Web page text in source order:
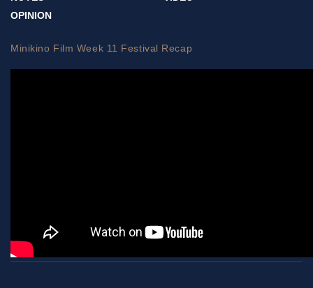
OPINION
Minikino Film Week 11 Festival Recap